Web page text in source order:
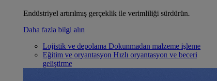
Endüstriyel artırılmış gerçeklik ile verimliliği sürdürün.
Daha fazla bilgi alın
Lojistik ve depolama Dokunmadan malzeme işleme
Eğitim ve oryantasyon Hızlı oryantasyon ve beceri
geliştirme